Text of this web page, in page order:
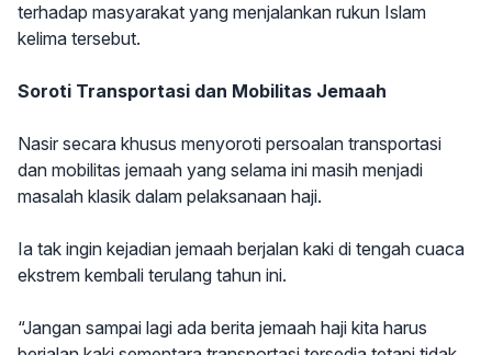
terhadap masyarakat yang menjalankan rukun Islam
kelima tersebut.
Soroti Transportasi dan Mobilitas Jemaah
Nasir secara khusus menyoroti persoalan transportasi
dan mobilitas jemaah yang selama ini masih menjadi
masalah klasik dalam pelaksanaan haji.
Ia tak ingin kejadian jemaah berjalan kaki di tengah cuaca
ekstrem kembali terulang tahun ini.
“Jangan sampai lagi ada berita jemaah haji kita harus